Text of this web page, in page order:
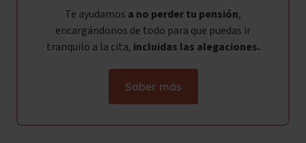
Te ayudamos a no perder tu pensión,
encargándonos de todo para que puedas ir
tranquilo a la cita, incluidas las alegaciones.
Saber más